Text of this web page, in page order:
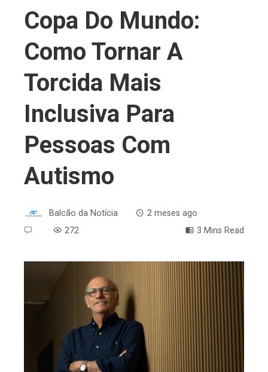
Copa Do Mundo:
Como Tornar A
Torcida Mais
Inclusiva Para
Pessoas Com
Autismo
Balcão da Notícia
2 meses ago
272
3 Mins Read